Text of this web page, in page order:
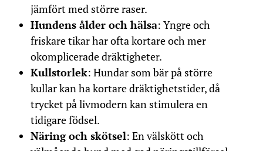
jämfört med större raser​.
Hundens ålder och hälsa: Yngre och
friskare tikar har ofta kortare och mer
okomplicerade dräktigheter​.
Kullstorlek: Hundar som bär på större
kullar kan ha kortare dräktighetstider, då
trycket på livmodern kan stimulera en
tidigare födsel​.
Näring och skötsel: En välskött och